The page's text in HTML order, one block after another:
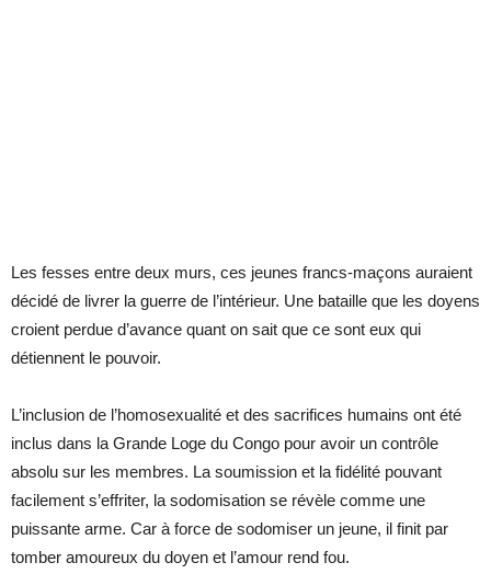
Les fesses entre deux murs, ces jeunes francs-maçons auraient
décidé de livrer la guerre de l’intérieur. Une bataille que les doyens
croient perdue d’avance quant on sait que ce sont eux qui
détiennent le pouvoir.
L’inclusion de l’homosexualité et des sacrifices humains ont été
inclus dans la Grande Loge du Congo pour avoir un contrôle
absolu sur les membres. La soumission et la fidélité pouvant
facilement s’effriter, la sodomisation se révèle comme une
puissante arme. Car à force de sodomiser un jeune, il finit par
tomber amoureux du doyen et l’amour rend fou.